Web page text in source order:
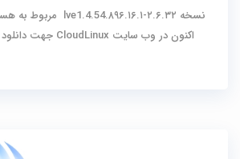
اکنون در وب سایت CloudLinux جهت دانلود در دسترس قرار...